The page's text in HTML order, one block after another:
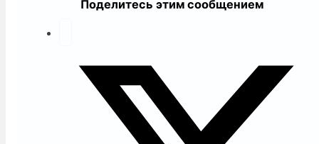
Поделитесь этим сообщением